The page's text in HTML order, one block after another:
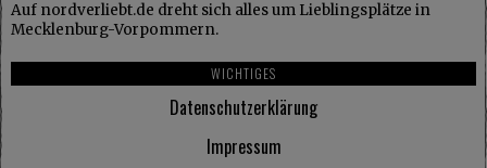
Auf nordverliebt.de dreht sich alles um Lieblingsplätze in
Mecklenburg-Vorpommern.
WICHTIGES
Datenschutzerklärung
Impressum